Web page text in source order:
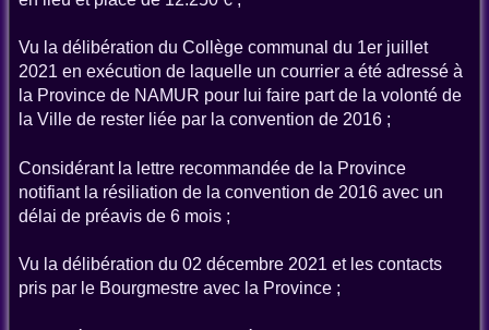
Vu la délibération du Collège communal du 1er juillet
2021 en exécution de laquelle un courrier a été adressé à
la Province de NAMUR pour lui faire part de la volonté de
la Ville de rester liée par la convention de 2016 ;
Considérant la lettre recommandée de la Province
notifiant la résiliation de la convention de 2016 avec un
délai de préavis de 6 mois ;
Vu la délibération du 02 décembre 2021 et les contacts
pris par le Bourgmestre avec la Province ;